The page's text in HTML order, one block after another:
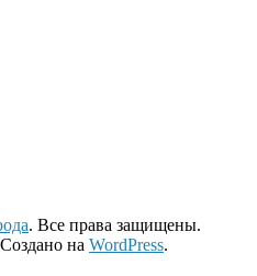
. Все права защищены.
на WordPress.